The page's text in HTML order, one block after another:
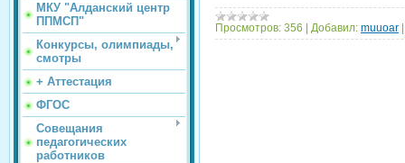
МКУ "Алданский центр
ППМСП"
Конкурсы, олимпиады,
смотры
+ Аттестация
ФГОС
Совещания
педагогических
работников
Просмотров: 356 Добавил: muuoar